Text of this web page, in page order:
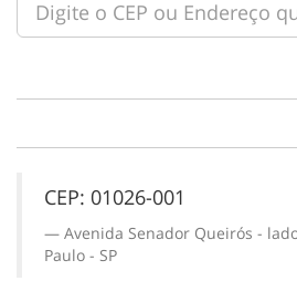
CEP: 01026-001
Avenida Senador Queirós -
Paulo - SP